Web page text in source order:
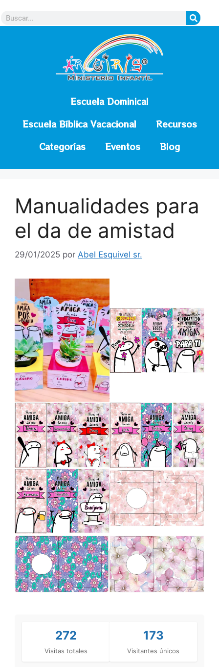
Escuela Dominical
Escuela Bíblica Vacacional
Recursos
Categorías
Eventos Blog
Manualidades para
el da de amistad
29/01/2025 por Abel Esquivel sr.
272
Visitas totales
173
Visitantes únicos